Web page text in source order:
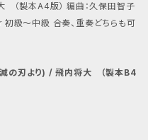
（製本A4版） 編曲：久保田智子
初級〜中級 合奏、重奏どちらも可
の刃より) / 飛内将大 （製本B4